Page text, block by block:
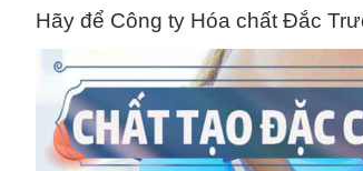
Hãy để Công ty Hóa chất Đắc